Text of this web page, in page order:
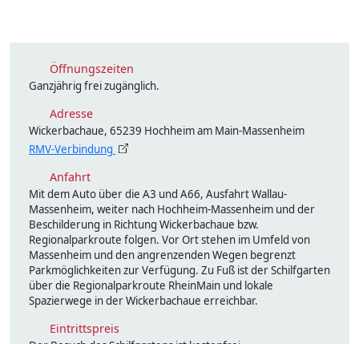
Öffnungszeiten
Ganzjährig frei zugänglich.
Adresse
Wickerbachaue, 65239 Hochheim am Main-Massenheim
RMV-Verbindung
Anfahrt
Mit dem Auto über die A3 und A66, Ausfahrt Wallau-
Massenheim, weiter nach Hochheim-Massenheim und der
Beschilderung in Richtung Wickerbachaue bzw.
Regionalparkroute folgen. Vor Ort stehen im Umfeld von
Massenheim und den angrenzenden Wegen begrenzt
Parkmöglichkeiten zur Verfügung. Zu Fuß ist der Schilfgarten
über die Regionalparkroute RheinMain und lokale
Spazierwege in der Wickerbachaue erreichbar.
Eintrittspreis